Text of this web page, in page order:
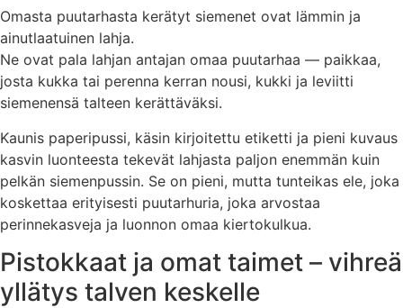
Omasta puutarhasta kerätyt siemenet ovat lämmin ja
ainutlaatuinen lahja.
Ne ovat pala lahjan antajan omaa puutarhaa — paikkaa,
josta kukka tai perenna kerran nousi, kukki ja leviitti
siemenensä talteen kerättäväksi.
Kaunis paperipussi, käsin kirjoitettu etiketti ja pieni kuvaus
kasvin luonteesta tekevät lahjasta paljon enemmän kuin
pelkän siemenpussin. Se on pieni, mutta tunteikas ele, joka
koskettaa erityisesti puutarhuria, joka arvostaa
perinnekasveja ja luonnon omaa kiertokulkua.
Pistokkaat ja omat taimet – vihreä
yllätys talven keskelle